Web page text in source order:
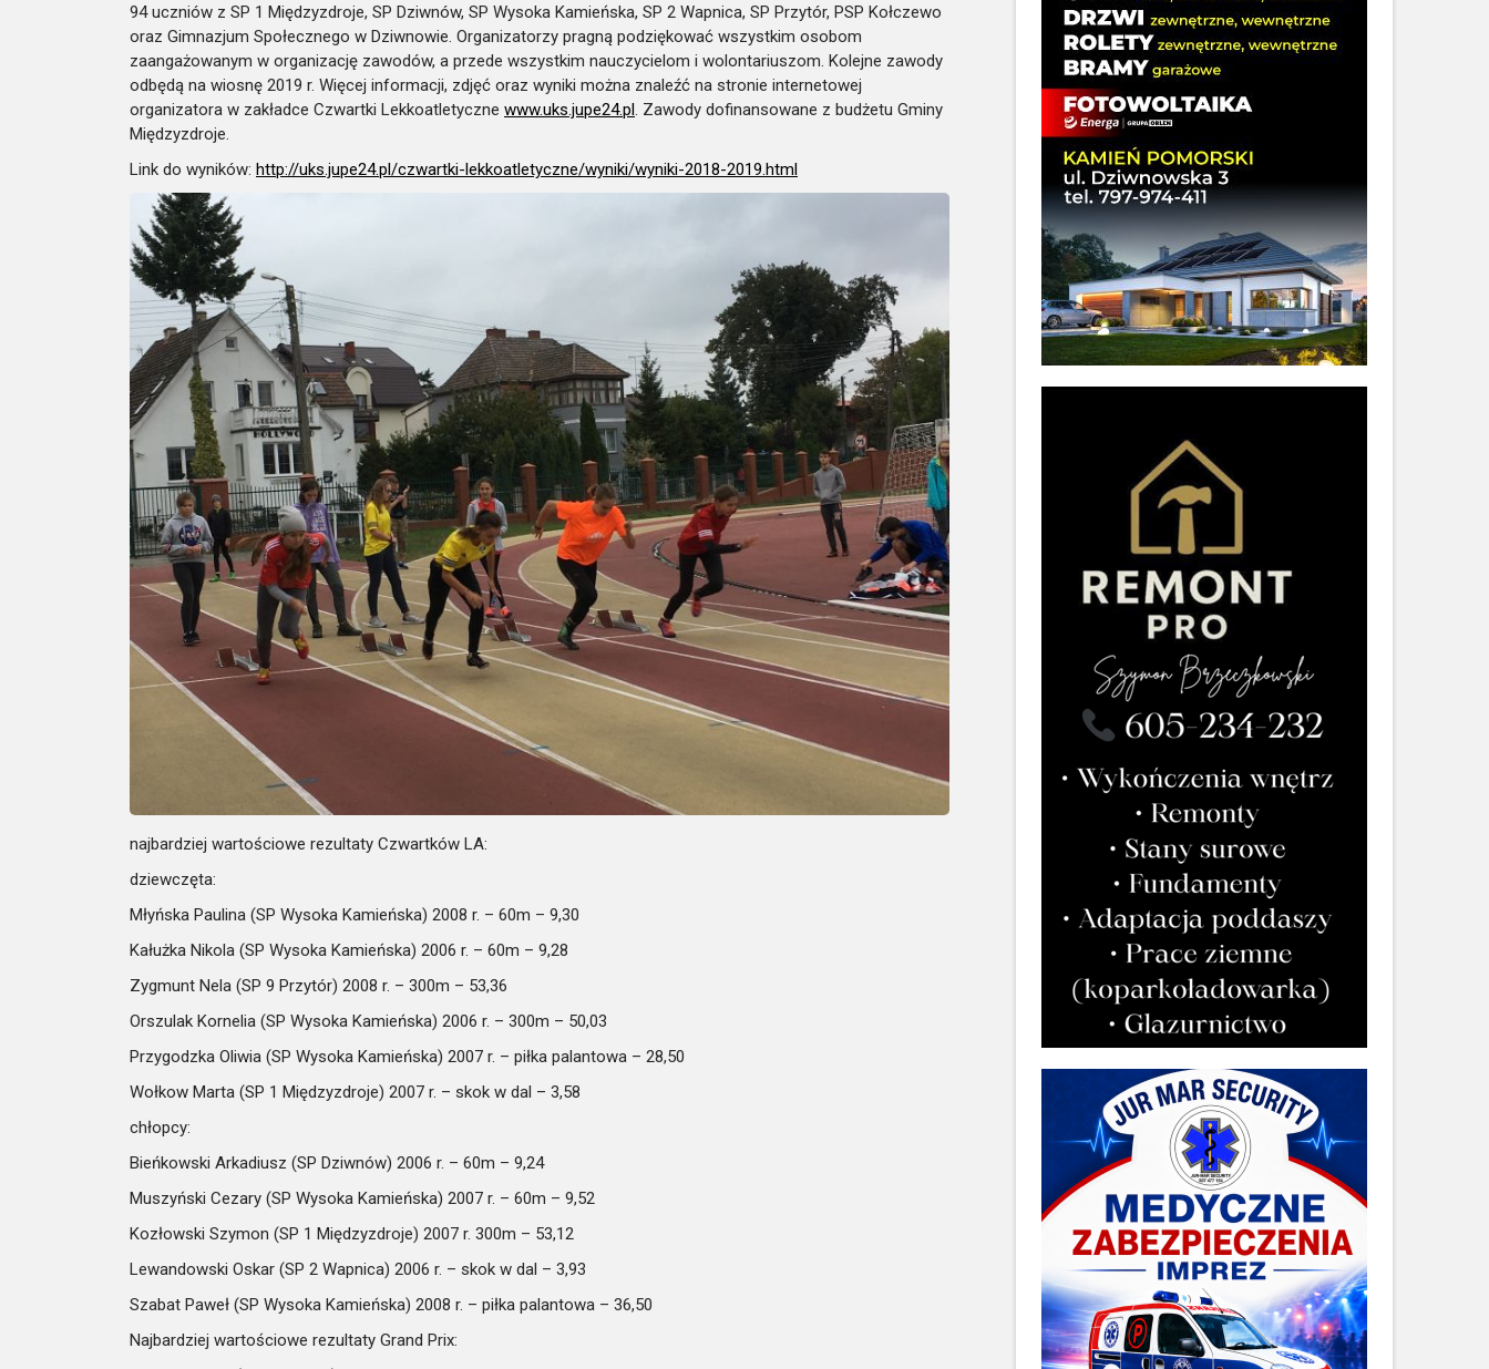
94 uczniów z SP 1 Międzyzdroje, SP Dziwnów, SP Wysoka Kamieńska, SP 2 Wapnica, SP Przytór, PSP Kołczewo
oraz Gimnazjum Społecznego w Dziwnowie. Organizatorzy pragną podziękować wszystkim osobom
zaangażowanym w organizację zawodów, a przede wszystkim nauczycielom i wolontariuszom. Kolejne zawody
odbędą na wiosnę 2019 r. Więcej informacji, zdjęć oraz wyniki można znaleźć na stronie internetowej
organizatora w zakładce Czwartki Lekkoatletyczne www.uks.jupe24.pl . Zawody dofinansowane z budżetu Gminy
Międzyzdroje.
Link do wyników: http://uks.jupe24.pl/czwartki-lekkoatletyczne/wyniki/wyniki-2018-2019.html
najbardziej wartościowe rezultaty Czwartków LA:
dziewczęta:
Młyńska Paulina (SP Wysoka Kamieńska) 2008 r. – 60m – 9,30
Kałużka Nikola (SP Wysoka Kamieńska) 2006 r. – 60m – 9,28
Zygmunt Nela (SP 9 Przytór) 2008 r. – 300m – 53,36
Orszulak Kornelia (SP Wysoka Kamieńska) 2006 r. – 300m – 50,03
Przygodzka Oliwia (SP Wysoka Kamieńska) 2007 r. – piłka palantowa – 28,50
Wołkow Marta (SP 1 Międzyzdroje) 2007 r. – skok w dal – 3,58
chłopcy:
Bieńkowski Arkadiusz (SP Dziwnów) 2006 r. – 60m – 9,24
Muszyński Cezary (SP Wysoka Kamieńska) 2007 r. – 60m – 9,52
Kozłowski Szymon (SP 1 Międzyzdroje) 2007 r. 300m – 53,12
Lewandowski Oskar (SP 2 Wapnica) 2006 r. – skok w dal – 3,93
Szabat Paweł (SP Wysoka Kamieńska) 2008 r. – piłka palantowa – 36,50
Najbardziej wartościowe rezultaty Grand Prix: